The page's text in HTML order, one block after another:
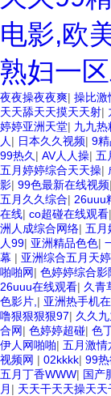
电影,欧
熟妇一
夜夜操夜夜爽| 操比激
天天舔天天摸天天射|
婷婷亚洲天堂| 九九热
人 | 日本久久视频| 9
99热久 | AV人人操| 五
五月婷婷综合天天操|
影| 99色最新在线视频|
五月久久综合| 26uuu
在线| co超碰在线观看|
洲人成综合网络| 五月
人99| 亚洲精品色色|
幕 | 亚洲综合五月天
啪啪网| 色婷婷综合影
26uuu在线观看| 久青
色影片, | 亚洲热手机
噜狠狠狠狠97| 久久
合网| 色婷婷超碰| 色
伊人网啪啪| 五月激情
视频网 | 02kkkk| 99热
五月丁香WWW| 国产
月 | 天天干天天操天